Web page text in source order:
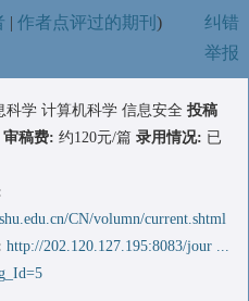
| 作者点评过的期刊 )
纠错
举报
科学 计算机科学 信息安全 投稿
审稿费: 约120元/篇 录用情况: 已
CN/volumn/current.shtml
http://202.120.127.195:8083/jour ...